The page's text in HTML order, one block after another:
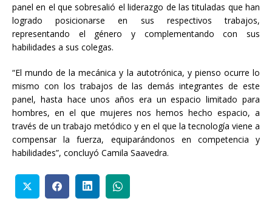
panel en el que sobresalió el liderazgo de las tituladas que han
logrado posicionarse en sus respectivos trabajos,
representando el género y complementando con sus
habilidades a sus colegas.
“El mundo de la mecánica y la autotrónica, y pienso ocurre lo
mismo con los trabajos de las demás integrantes de este
panel, hasta hace unos años era un espacio limitado para
hombres, en el que mujeres nos hemos hecho espacio, a
través de un trabajo metódico y en el que la tecnología viene a
compensar la fuerza, equiparándonos en competencia y
habilidades”, concluyó Camila Saavedra.